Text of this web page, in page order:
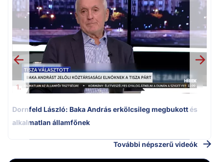
1.
Dornfeld László: Baka András erkölcsileg megbukott és
alkalmatlan államfőnek
További népszerű videók